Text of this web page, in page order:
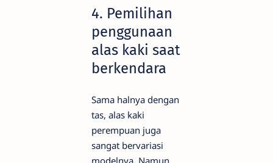
4. Pemilihan
penggunaan
alas kaki saat
berkendara
Sama halnya dengan
tas, alas kaki
perempuan juga
sangat bervariasi
modelnya. Namun